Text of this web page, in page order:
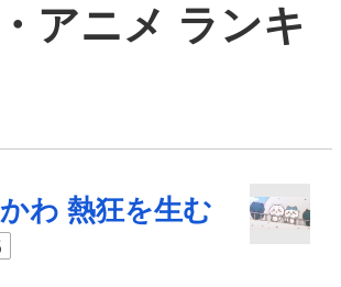
アニメ ランキ
わ 熱狂を生む